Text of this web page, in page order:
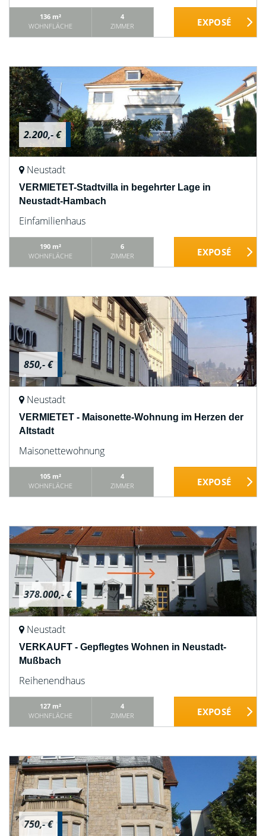
136 m²
WOHNFLÄCHE
4
ZIMMER
2.200,- €
Neustadt
VERMIETET-Stadtvilla in begehrter Lage in
Neustadt-Hambach
Einfamilienhaus
190 m²
WOHNFLÄCHE
6
ZIMMER
850,- €
Neustadt
VERMIETET - Maisonette-Wohnung im Herzen der
Altstadt
Maisonettewohnung
105 m²
WOHNFLÄCHE
4
ZIMMER
378.000,- €
Neustadt
VERKAUFT - Gepflegtes Wohnen in Neustadt-
Mußbach
Reihenendhaus
127 m²
WOHNFLÄCHE
4
ZIMMER
750,- €